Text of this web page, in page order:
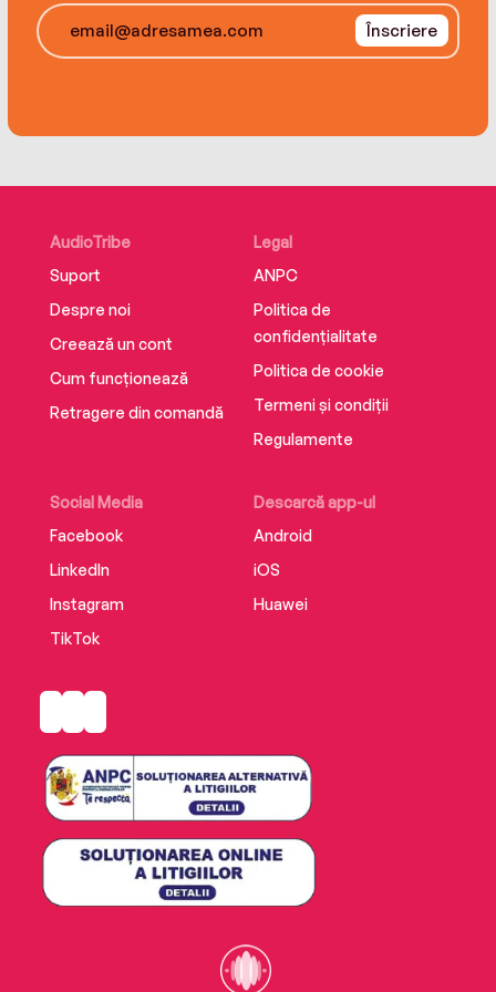
Înscriere
AudioTribe
Suport
Despre noi
Creează un cont
Cum funcționează
Retragere din comandă
Social Media
Facebook
LinkedIn
Instagram
TikTok
Descarcă app-ul
Android
iOS
Huawei
Legal
ANPC
Politica de
confidențialitate
Politica de cookie
Termeni și condiții
Regulamente